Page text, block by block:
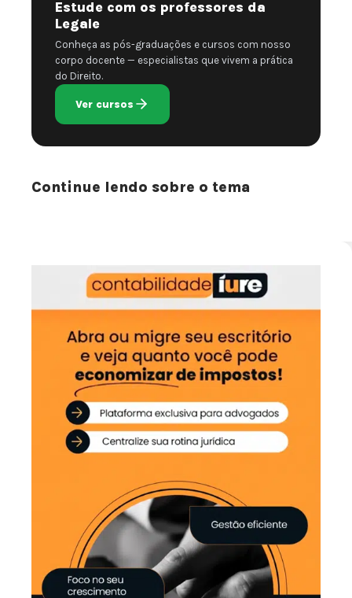
Estude com os professores da
Legale
Conheça as pós-graduações e cursos com nosso
corpo docente — especialistas que vivem a prática
do Direito.
Ver cursos
Continue lendo sobre o tema